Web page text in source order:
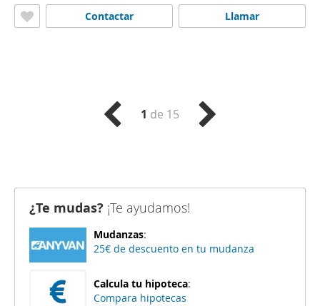
Llamar
Contactar
1 de 15
¿Te mudas? ¡Te ayudamos!
Mudanzas:
25€ de descuento en tu mudanza
Calcula tu hipoteca:
Compara hipotecas